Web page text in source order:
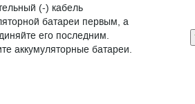
(-) кабель
батареи первым, а
его последним.
аккумуляторные батареи.